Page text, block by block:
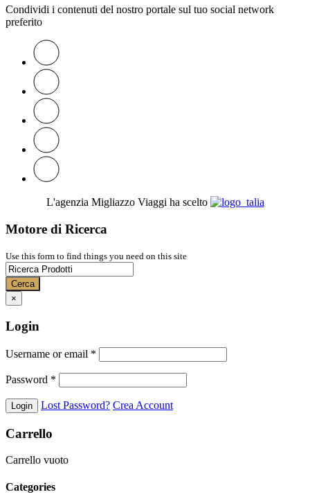
Condividi i contenuti del nostro portale sul tuo social network
preferito
L'agenzia Migliazzo Viaggi ha scelto
Motore di Ricerca
Use this form to find things you need on this site
Cerca
×
Login
Username or email *
Password *
Lost Password? Crea Account
Carrello
Carrello vuoto
Categories